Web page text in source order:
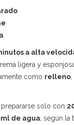
a alta
ligera y
como relleno
solo con
ml de agua , según